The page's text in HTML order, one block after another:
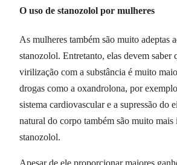
O uso de stanozolol por mulheres
As mulheres também são muito adeptas
stanozolol. Entretanto, elas devem saber
virilização com a substância é muito
drogas como a oxandrolona, por
sistema cardiovascular e a supressão do
natural do corpo também são muito mais
stanozolol.
Apesar de ele proporcionar maiores